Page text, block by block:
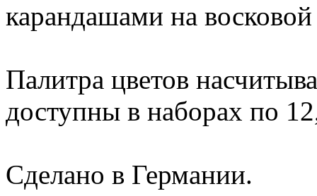
карандашами на
Палитра цветов
доступны в наборах по
Сделано в Германии.